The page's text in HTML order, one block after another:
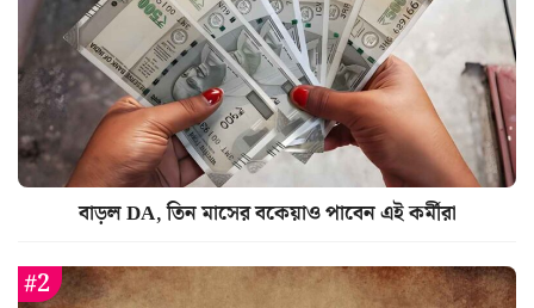
বাড়ল DA, তিন মাসের বকেয়াও পাবেন এই কর্মীরা